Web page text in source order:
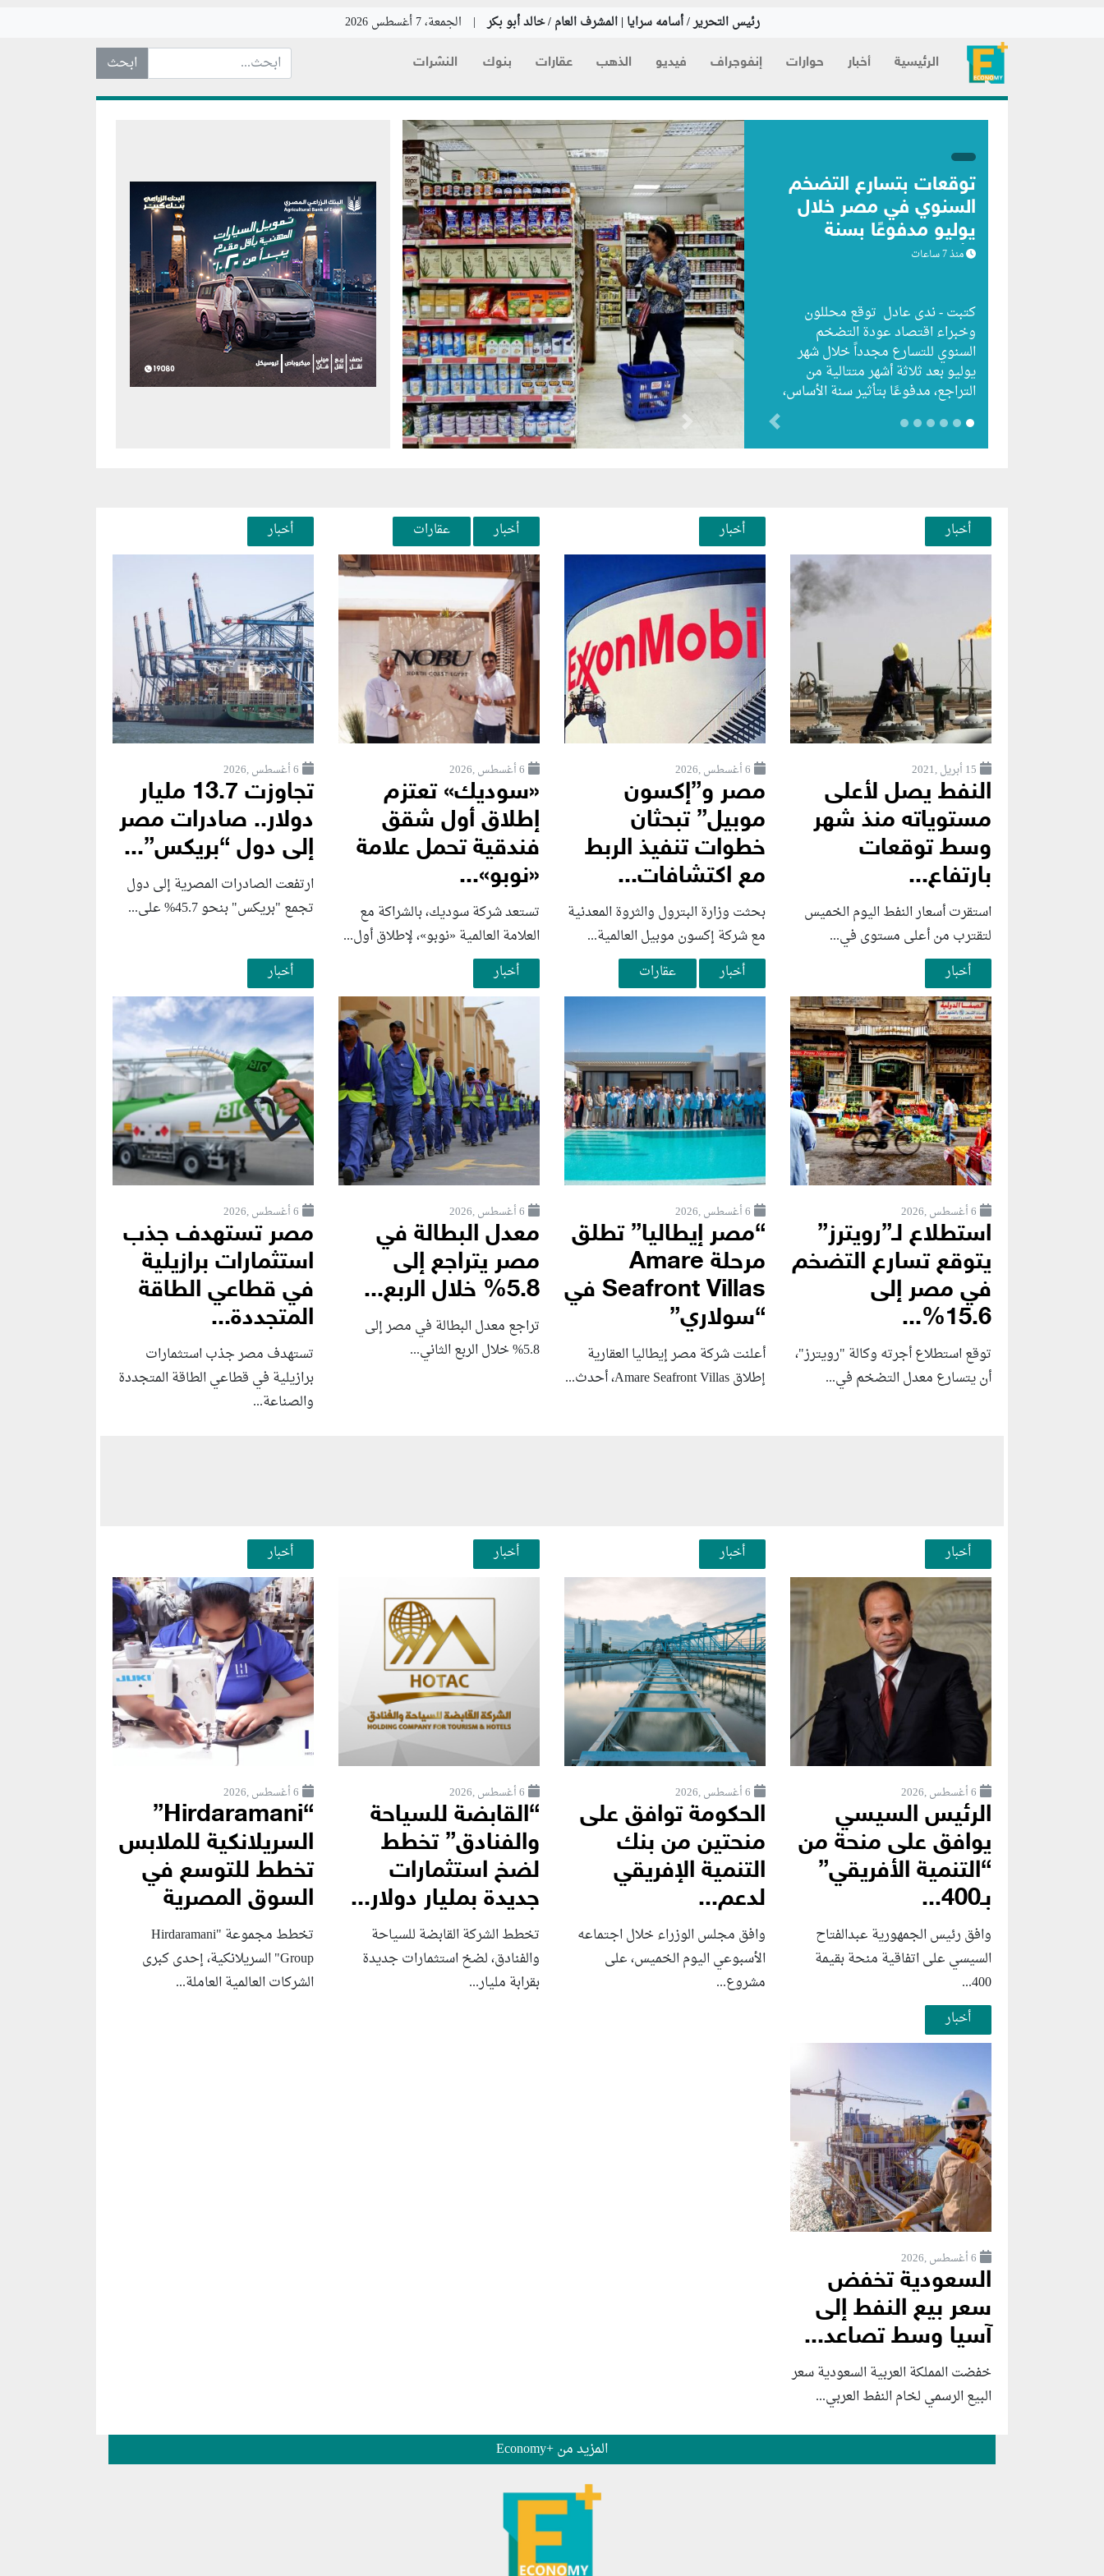
رئيس التحرير / أسامه سرايا | المشرف العام / خالد أبو بكر | الجمعة، 7 أغسطس 2026
الرئيسية أخبار حوارات إنفوجراف فيديو الذهب عقارات بنوك النشرات ابحث عن... :
توقعات بتسارع التضخم
السنوي في مصر خلال
يوليو مدفوعًا بسنة
الأساس
منذ 7 ساعات
كتبت - ندى عادل توقع محللون
وخبراء اقتصاد عودة التضخم
السنوي للتسارع مجدداً خلال شهر
يوليو بعد ثلاثة أشهر متتالية من
التراجع، مدفوعًا بتأثير سنة الأساس،
Next
أخبار
15 أبريل ,2021
النفط يصل لأعلى
مستوياته منذ شهر
وسط توقعات
بارتفاع...
استقرت أسعار النفط اليوم الخميس
لتقترب من أعلى مستوى في...
أخبار
6 أغسطس ,2026
مصر و”إكسون
موبيل” تبحثان
خطوات تنفيذ الربط
مع اكتشافات...
بحثت وزارة البترول والثروة المعدنية
مع شركة إكسون موبيل العالمية...
أخبار عقارات
6 أغسطس ,2026
«سوديك» تعتزم
إطلاق أول شقق
فندقية تحمل علامة
«نوبو»...
تستعد شركة سوديك، بالشراكة مع
العلامة العالمية «نوبو»، لإطلاق أول...
أخبار
6 أغسطس ,2026
تجاوزت 13.7 مليار
دولار.. صادرات مصر
إلى دول “بريكس”...
ارتفعت الصادرات المصرية إلى دول
تجمع "بريكس" بنحو 45.7% على...
أخبار
6 أغسطس ,2026
استطلاع لـ”رويترز”
يتوقع تسارع التضخم
في مصر إلى
15.6%...
توقع استطلاع أجرته وكالة "رويترز"،
أن يتسارع ‌معدل التضخم في...
أخبار عقارات
6 أغسطس ,2026
“مصر إيطاليا” تطلق
مرحلة Amare
Seafront Villas في
“سولاري”
أعلنت شركة مصر إيطاليا العقارية
إطلاق Amare Seafront Villas، أحدث...
أخبار
6 أغسطس ,2026
معدل البطالة في
مصر يتراجع إلى
5.8% خلال الربع...
تراجع معدل البطالة في مصر إلى
5.8% خلال الربع الثاني...
أخبار
6 أغسطس ,2026
مصر تستهدف جذب
استثمارات برازيلية
في قطاعي الطاقة
المتجددة...
تستهدف مصر جذب استثمارات
برازيلية في قطاعي الطاقة المتجددة
والصناعة...
أخبار
6 أغسطس ,2026
الرئيس السيسي
يوافق على منحة من
“التنمية الأفريقي”
بـ400...
وافق رئيس الجمهورية عبدالفتاح
السيسي على اتفاقية منحة بقيمة
400...
أخبار
6 أغسطس ,2026
الحكومة توافق على
منحتين من بنك
التنمية الإفريقي
لدعم...
وافق مجلس الوزراء خلال اجتماعه
الأسبوعي اليوم الخميس، على
مشروع...
أخبار
6 أغسطس ,2026
“القابضة للسياحة
والفنادق” تخطط
لضخ استثمارات
جديدة بمليار دولار...
تخطط الشركة القابضة للسياحة
والفنادق، لضخ استثمارات جديدة
بقرابة مليار...
أخبار
6 أغسطس ,2026
“Hirdaramani”
السريلانكية للملابس
تخطط للتوسع في
السوق المصرية
تخطط مجموعة "Hirdaramani
Group" السريلانكية، إحدى كبرى
الشركات العالمية العاملة...
أخبار
6 أغسطس ,2026
السعودية تخفض
سعر بيع النفط إلى
آسيا وسط تصاعد...
خفضت المملكة العربية السعودية سعر
البيع الرسمي لخام النفط العربي...
المزيد من +Economy